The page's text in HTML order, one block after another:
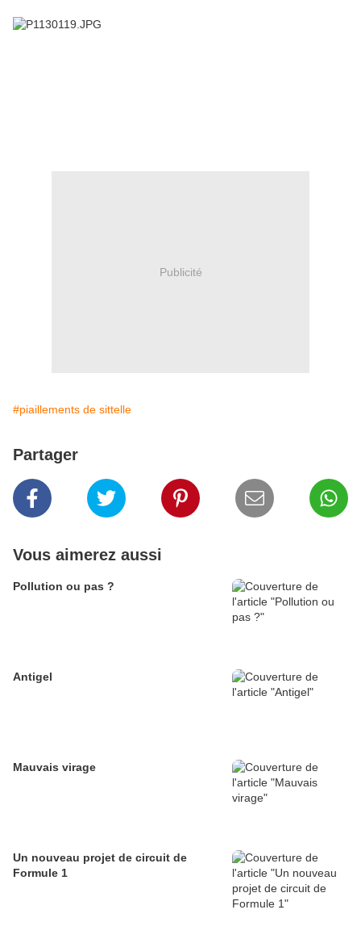
Publicité
#piaillements de sittelle
Partager
Vous aimerez aussi
Pollution ou pas ?
Antigel
Mauvais virage
Un nouveau projet de circuit de
Formule 1